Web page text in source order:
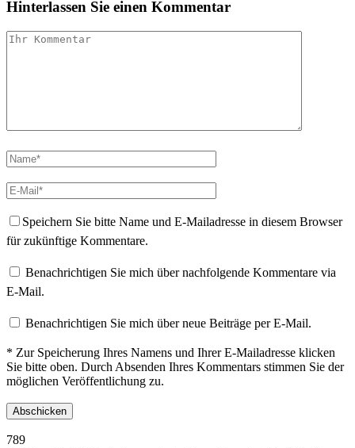
Hinterlassen Sie einen Kommentar
Speichern Sie bitte Name und E-Mailadresse in diesem Browser
für zukünftige Kommentare.
Benachrichtigen Sie mich über nachfolgende Kommentare via
E-Mail.
Benachrichtigen Sie mich über neue Beiträge per E-Mail.
* Zur Speicherung Ihres Namens und Ihrer E-Mailadresse klicken
Sie bitte oben. Durch Absenden Ihres Kommentars stimmen Sie der
möglichen Veröffentlichung zu.
789